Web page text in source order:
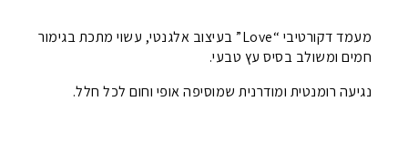
מעמד דקורטיבי “Love” בעיצוב אלגנטי, עשוי מתכת בגימור
חמים ומשולב בסיס עץ טבעי.
נגיעה רומנטית ומודרנית שמוסיפה אופי וחום לכל חלל.